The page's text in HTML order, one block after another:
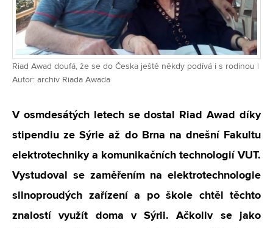
Riad Awad doufá, že se do Česka ještě někdy podívá i s rodinou |
Autor: archiv Riada Awada
V osmdesátých letech se dostal Riad Awad díky
stipendiu ze Sýrie až do Brna na dnešní Fakultu
elektrotechniky a komunikačních technologií VUT.
Vystudoval se zaměřením na elektrotechnologie
silnoproudých zařízení a po škole chtěl těchto
znalostí využít doma v Sýrii. Ačkoliv se jako